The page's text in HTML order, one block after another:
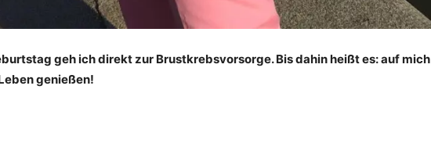
geh ich direkt zur Brustkrebsvorsorge. Bis dahin heißt es: auf mich
genießen!